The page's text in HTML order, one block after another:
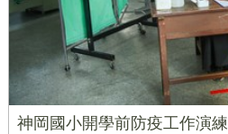
神岡國小開學前防疫工作演練